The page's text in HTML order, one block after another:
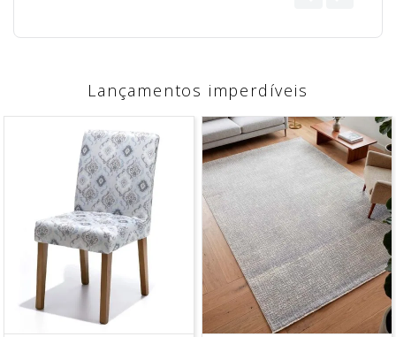
Lançamentos imperdíveis